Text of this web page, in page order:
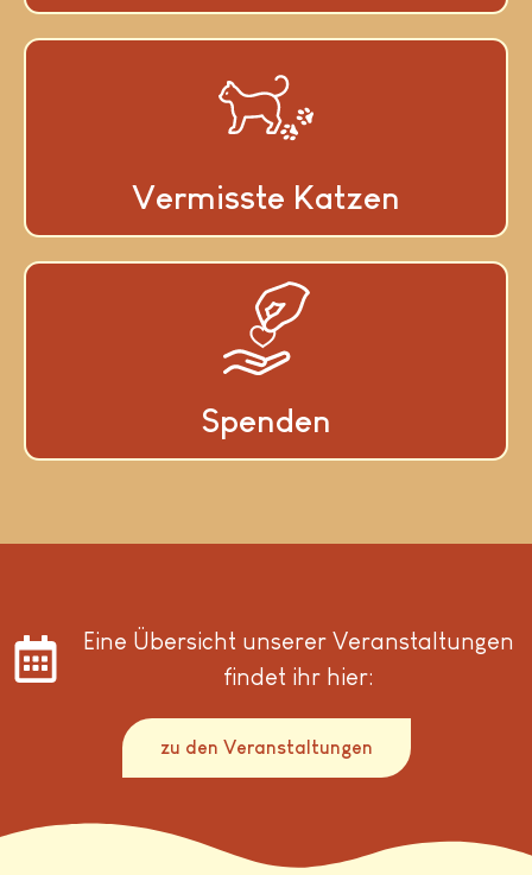
Vermisste Katzen
Spenden
Eine Übersicht unserer Veranstaltungen
findet ihr hier:
zu den Veranstaltungen